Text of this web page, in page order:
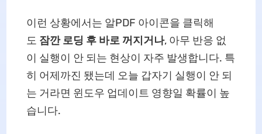
이런 상황에서는 알PDF 아이콘을 클릭해
도 잠깐 로딩 후 바로 꺼지거나, 아무 반응 없
이 실행이 안 되는 현상이 자주 발생합니다. 특
히 어제까진 됐는데 오늘 갑자기 실행이 안 되
는 거라면 윈도우 업데이트 영향일 확률이 높
습니다.